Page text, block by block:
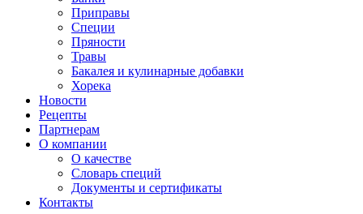
Приправы
Специи
Пряности
Травы
Бакалея и кулинарные добавки
Хорека
Новости
Рецепты
Партнерам
О компании
О качестве
Словарь специй
Документы и сертификаты
Контакты